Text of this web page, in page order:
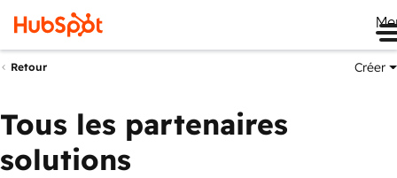
Retour Créer
Tous les partenaires
solutions